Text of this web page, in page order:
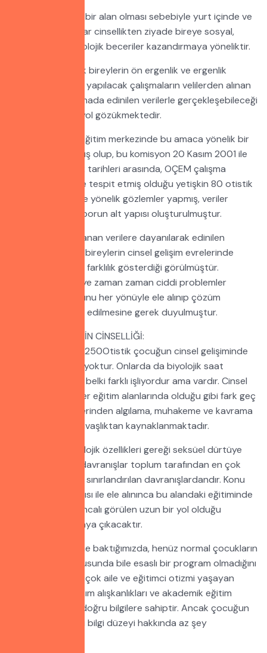
Otizm henüz yeni bir alan olması sebebiyle yurt içinde ve
dışındaki çalışmalar cinsellikten ziyade bireye sosyal,
akademik ve psikolojik beceriler kazandırmaya yöneliktir.
Bu nedenle otistik bireylerin ön ergenlik ve ergenlik
dönemine yönelik yapılacak çalışmaların velilerden alınan
bilgiler ve uygulamada edinilen verilerle gerçekleşebileceği
şu aşamada tek yol gözükmektedir.
Otistik çocuklar eğitim merkezinde bu amaca yönelik bir
komisyon kurulmuş olup, bu komisyon 20 Kasım 2001 ile
25 Temmuz 2002 tarihleri arasında, OÇEM çalışma
grubunun İzmir’de tespit etmiş olduğu yetişkin 80 otistik
bireye ve ailelerine yönelik gözlemler yapmış, veriler
toplanarak bu raporun alt yapısı oluşturulmuştur.
Komisyonda toplanan verilere dayanılarak edinilen
bilgilerden otistik bireylerin cinsel gelişim evrelerinde
normallerden çok farklılık gösterdiği görülmüştür.
Eğitimciye ve aileye zaman zaman ciddi problemler
yarattığı için konunu her yönüyle ele alınıp çözüm
önerilerinin tespit edilmesine gerek duyulmuştur.
OTİSTİK BİREYLERİN CİNSELLİĞİ:
GenderSymbols_250Otistik çocuğun cinsel gelişiminde
önemli bir farklılık yoktur. Onlarda da biyolojik saat
yaşıtlarına oranla belki farklı işliyordur ama vardır. Cinsel
eğitimded de diğer eğitim alanlarında olduğu gibi fark geç
ve güç öğrenmelerinden algılama, muhakeme ve kavrama
becerilerindeki yavaşlıktan kaynaklanmaktadır.
Tüm insanlar biyolojik özellikleri gereği seksüel dürtüye
sahiptir. Seksüel davranışlar toplum tarafından en çok
baskı altına alınıp, sınırlandırılan davranışlardandır. Konu
böyle bir bakış açısı ile ele alınınca bu alandaki eğitiminde
zorlu ve hala sakıncalı görülen uzun bir yol olduğu
kendiliğinden ortaya çıkacaktır.
Dünya literatürüne baktığımızda, henüz normal çocukların
cinsel eğitimi konusunda bile esaslı bir program olmadığını
görmekteyiz. Pek çok aile ve eğitimci otizmi yaşayan
çocukların öz bakım alışkanlıkları ve akademik eğitim
düzeyi hakkında doğru bilgilere sahiptir. Ancak çocuğun
cinsel konulardaki bilgi düzeyi hakkında az şey